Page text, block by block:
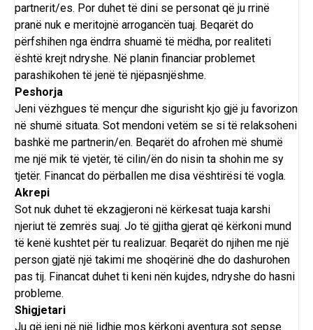
partnerit/es. Por duhet të dini se personat që ju rrinë
pranë nuk e meritojnë arrogancën tuaj. Beqarët do
përfshihen nga ëndrra shuamë të mëdha, por realiteti
është krejt ndryshe. Në planin financiar problemet
parashikohen të jenë të njëpasnjëshme.
Peshorja
Jeni vëzhgues të mençur dhe sigurisht kjo gjë ju favorizon
në shumë situata. Sot mendoni vetëm se si të relaksoheni
bashkë me partnerin/en. Beqarët do afrohen më shumë
me një mik të vjetër, të cilin/ën do nisin ta shohin me sy
tjetër. Financat do përballen me disa vështirësi të vogla.
Akrepi
Sot nuk duhet të ekzagjeroni në kërkesat tuaja karshi
njeriut të zemrës suaj. Jo të gjitha gjerat që kërkoni mund
të kenë kushtet për tu realizuar. Beqarët do njihen me një
person gjatë një takimi me shoqërinë dhe do dashurohen
pas tij. Financat duhet ti keni nën kujdes, ndryshe do hasni
probleme.
Shigjetari
Ju që jeni në një lidhje mos kërkoni aventura sot sepse